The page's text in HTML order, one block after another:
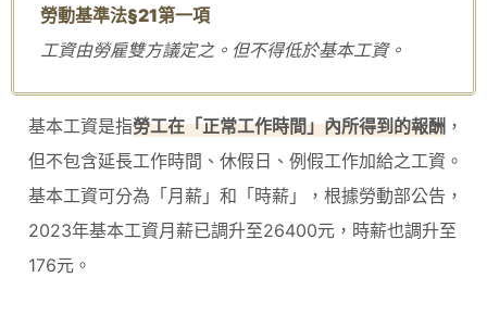
勞動基準法§21第一項
工資由勞雇雙方議定之。但不得低於基本工資。
基本工資是指勞工在「正常工作時間」內所得到的報酬 ，
但不包含延長工作時間、休假日、例假工作加給之工資。
基本工資可分為「月薪」和「時薪」，根據勞動部公告，
2023年基本工資月薪已調升至26400元，時薪也調升至
176元。